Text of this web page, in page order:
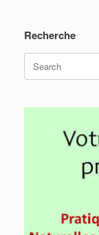
Recherche
Search
for: